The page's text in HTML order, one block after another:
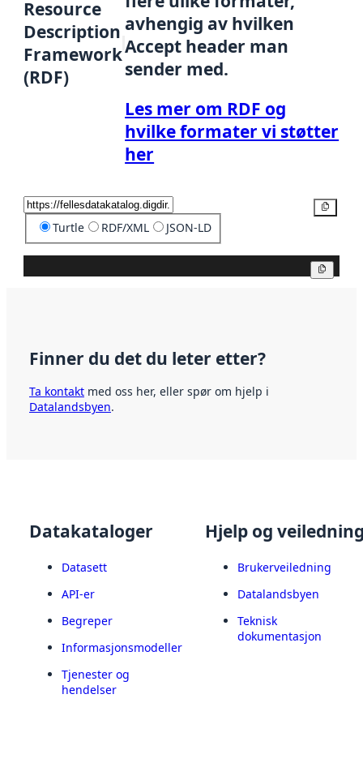
Resource
Description
Framework
(RDF)
avhengig av hvilken
Accept header man
sender med.
Les mer om RDF og
hvilke formater vi støtter
her
Turtle RDF/XML JSON-LD
Finner du det du leter etter?
Ta kontakt med oss her, eller spør om hjelp i
Datalandsbyen.
Datakataloger
Datasett
API-er
Begreper
Informasjonsmodeller
Tjenester og
hendelser
Hjelp og
Brukerveiledning
Datalandsbyen
Teknisk
dokumentasjon